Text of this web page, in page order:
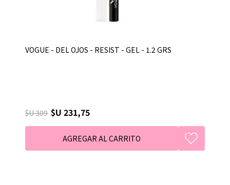
VOGUE - DEL OJOS - RESIST - GEL - 1.2 GRS
$U 309 $U 231,75